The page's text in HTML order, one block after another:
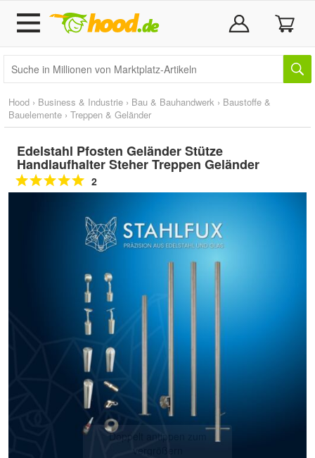
Hood › Business & Industrie › Bau & Bauhandwerk › Baustoffe &
Bauelemente › Treppen & Geländer
Edelstahl Pfosten Geländer Stütze
Handlaufhalter Steher Treppen Geländer
2
Doppelt antippen zum
vergrößern